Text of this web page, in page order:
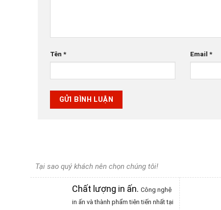
Tên * Email *
Tại sao quý khách nên chọn chúng tôi!
Chất lượng in ấn.Công nghệ
in ấn và thành phẩm tiên tiến nhất tại